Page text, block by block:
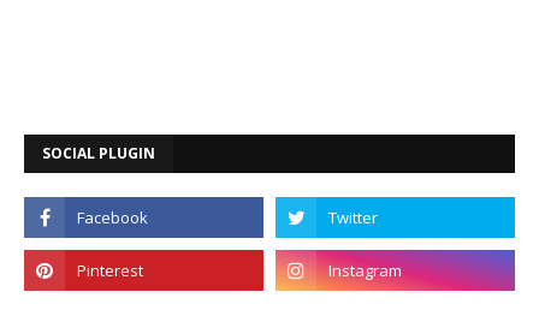
SOCIAL PLUGIN